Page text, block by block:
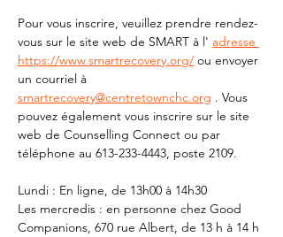
Pour vous inscrire, veuillez prendre rendez-
vous sur le site web de SMART à l' adresse
https://www.smartrecovery.org/ ou envoyer
un courriel à
smartrecovery@centretownchc.org . Vous
pouvez également vous inscrire sur le site
web de Counselling Connect ou par
téléphone au 613-233-4443, poste 2109.
Lundi : En ligne, de 13h00 à 14h30
Les mercredis : en personne chez Good
Companions, 670 rue Albert, de 13 h à 14 h